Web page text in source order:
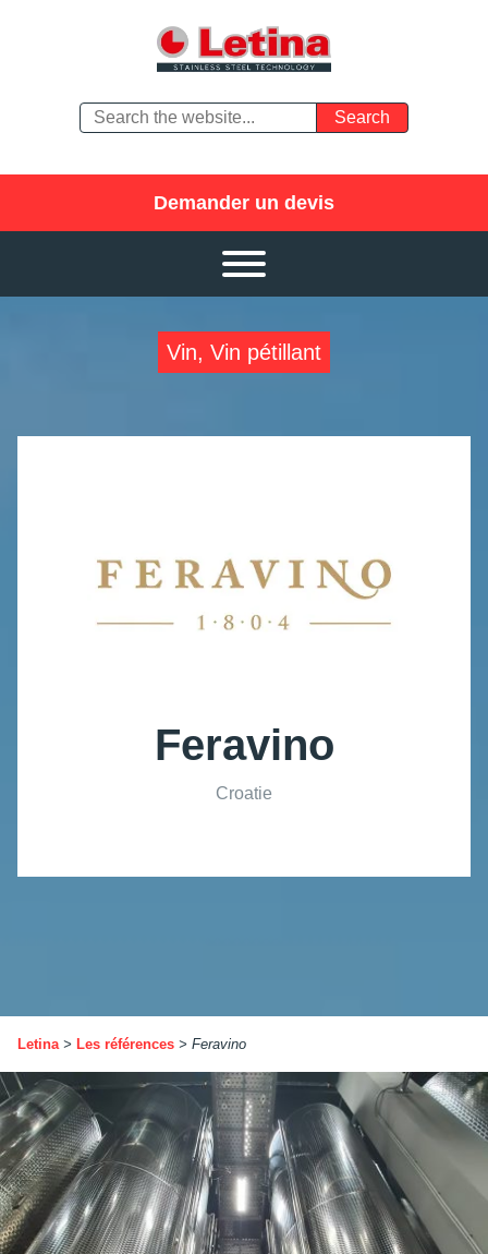
Demander un devis
Vin, Vin pétillant
Feravino
Croatie
Letina> Les références > Feravino